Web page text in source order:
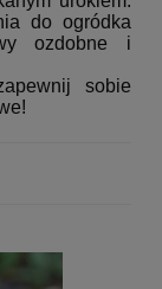
do ogródka
ozdobne i
sobie